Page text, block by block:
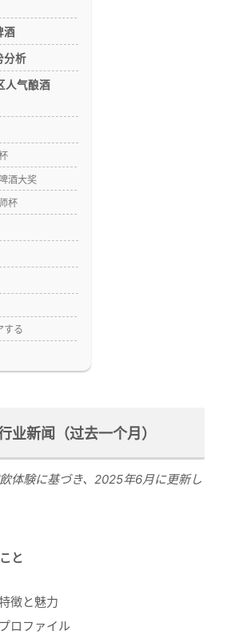
酒
分析
人气酿酒
酒大奖
杯
する
业新闻（过去一个月）
体験に基づき、2025年6月に更新し
と
徴と魅力
ロファイル